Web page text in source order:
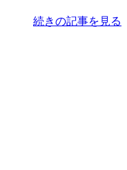
続きの記事を見る